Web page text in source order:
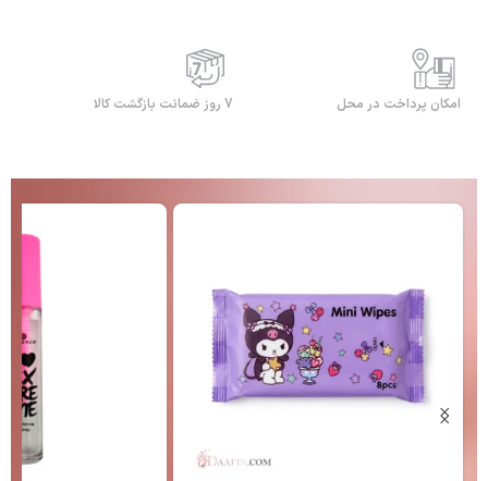
امکان پرداخت در محل 7 روز ضمانت بازگشت کالا